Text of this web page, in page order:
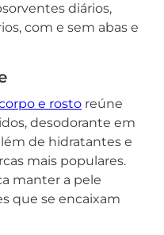
diários,
com e sem abas e
e rosto reúne
desodorante em
de hidratantes e
mais populares.
manter a pele
que se encaixam